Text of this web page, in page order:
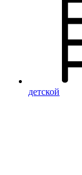
детской